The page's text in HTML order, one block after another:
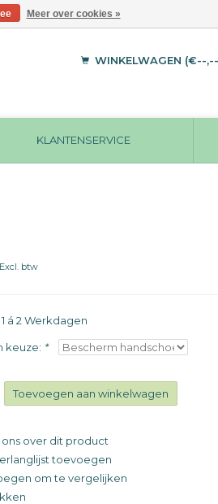
WINKELWAGEN (€--
KLANTENSERVICE
Excl. btw
á 2 Werkdagen
keuze: *
Toevoegen aan winkelwagen
ons over dit product
toevoegen
om te vergelijken
Meer over cookies »